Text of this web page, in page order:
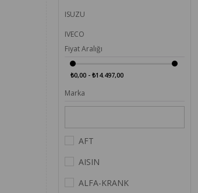
ISUZU
IVECO
KARSAN
MAZDA
MERCEDES
Fiyat Aralığı
₺0,00 - ₺14.497,00
Marka
AFT
AISIN
ALFA-KRANK